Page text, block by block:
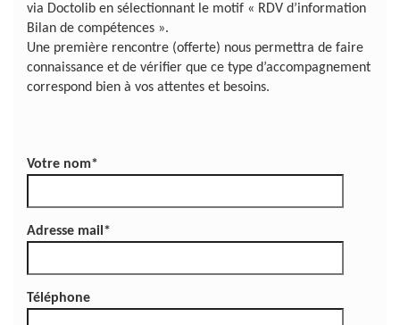
via Doctolib en sélectionnant le motif « RDV d’information
Bilan de compétences ».
Une première rencontre (offerte) nous permettra de faire
connaissance et de vérifier que ce type d’accompagnement
correspond bien à vos attentes et besoins.
Votre nom*
Adresse mail*
Téléphone